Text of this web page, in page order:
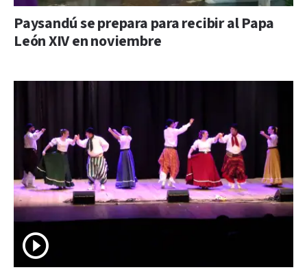
Paysandú se prepara para recibir al Papa
León XIV en noviembre